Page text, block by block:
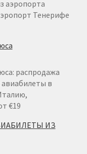
аэропорта
Тенерифе
распродажа
авиабилеты в
€19
ИЗ